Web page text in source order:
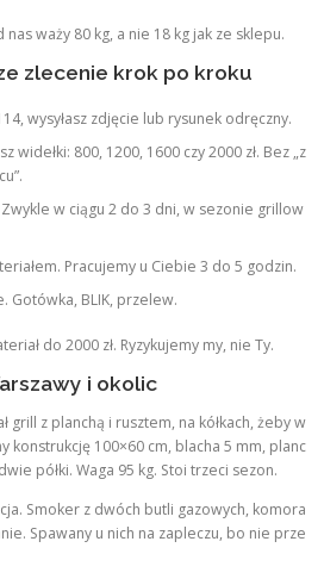
waży 80 kg, a nie 18 kg jak ze sklepu.
zlecenie krok po kroku
wysyłasz zdjęcie lub rysunek odręczny.
widełki: 800, 1200, 1600 czy 2000 zł. Bez „z
w ciągu 2 do 3 dni, w sezonie grillow
Pracujemy u Ciebie 3 do 5 godzin.
Gotówka, BLIK, przelew.
do 2000 zł. Ryzykujemy my, nie Ty.
i okolic
grill z planchą i rusztem, na kółkach, żeby w
konstrukcję 100×60 cm, blacha 5 mm, planc
półki. Waga 95 kg. Stoi trzeci sezon.
Smoker z dwóch butli gazowych, komora
Spawany u nich na zapleczu, bo nie prze